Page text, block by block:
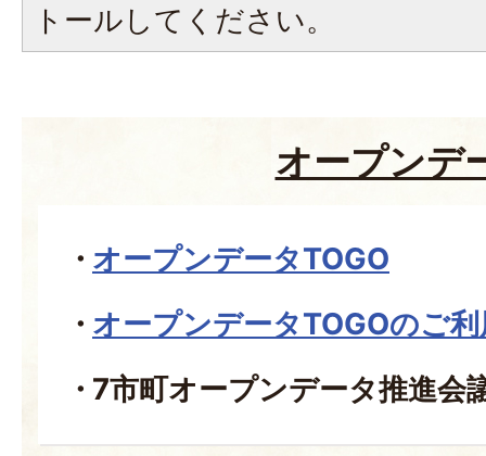
トールしてください。
オープンデ
オープンデータTOGO
オープンデータTOGOのご
7市町オープンデータ推進会